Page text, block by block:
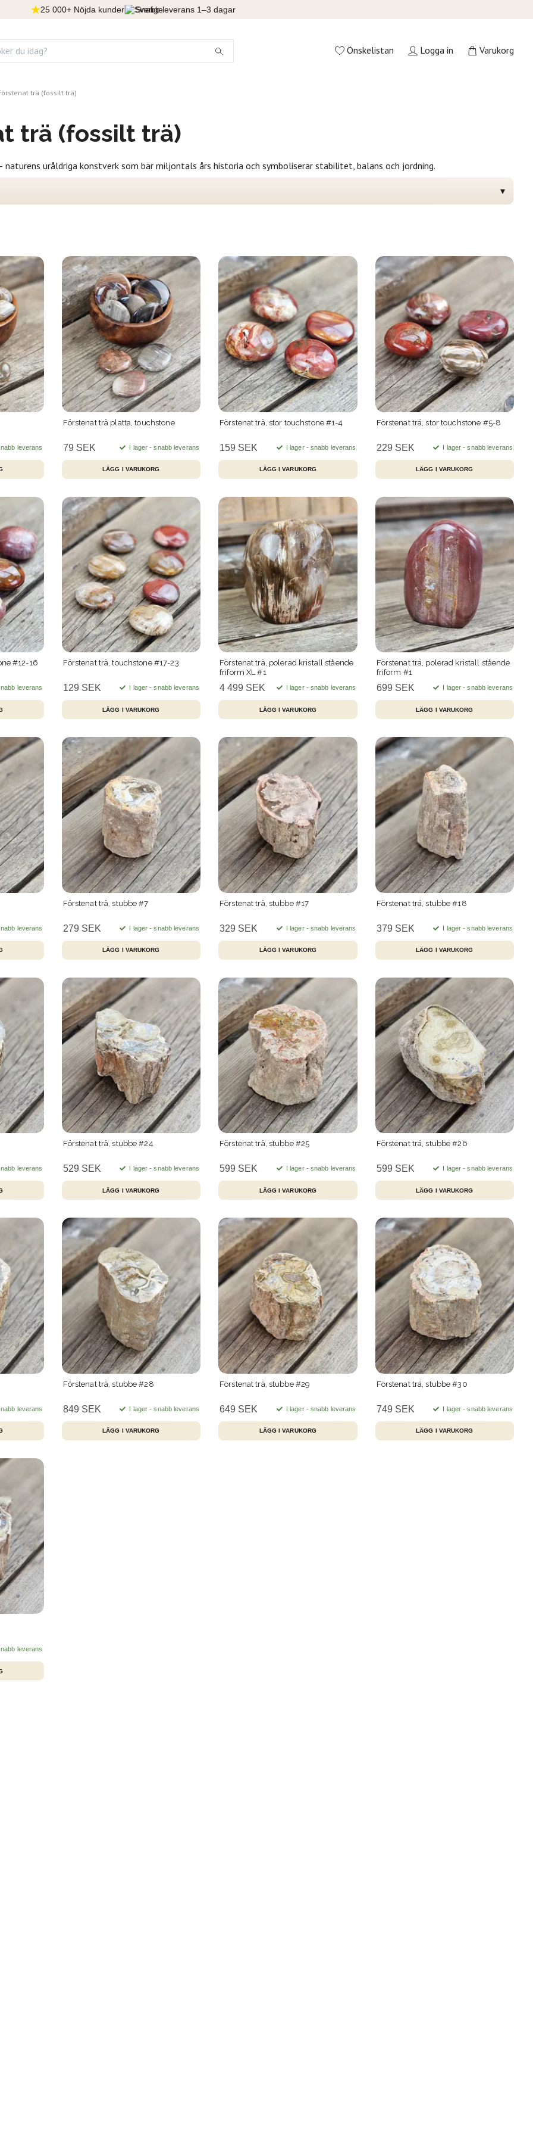
25 000+ Nöjda kunder Snabb leverans 1–3 dagar
Önskelistan Logga in Varukorg
trä (fossilt trä)
trä (fossilt trä)
naturens uråldriga konstverk som bär miljontals års historia och symboliserar stabilitet, balans och jordning.
leverans
Förstenat trä platta, touchstone
79 SEK I lager - snabb leverans
Förstenat trä, stor touchstone #1-4
159 SEK I lager - snabb leverans
LÄGG I VARUKORG
Förstenat trä, stor touchstone #5-8
229 SEK I lager - snabb leverans
LÄGG I VARUKORG
#12-16
leverans
Förstenat trä, touchstone #17-23
129 SEK I lager - snabb leverans
LÄGG I VARUKORG
Förstenat trä, polerad kristall stående
friform XL #1
4 499 SEK I lager - snabb leverans
Förstenat trä, polerad kristall stående
friform #1
699 SEK I lager - snabb leverans
leverans
Förstenat trä, stubbe #7
279 SEK I lager - snabb leverans
Förstenat trä, stubbe #17
329 SEK I lager - snabb leverans
Förstenat trä, stubbe #18
379 SEK I lager - snabb leverans
leverans
Förstenat trä, stubbe #24
529 SEK I lager - snabb leverans
Förstenat trä, stubbe #25
599 SEK I lager - snabb leverans
Förstenat trä, stubbe #26
599 SEK I lager - snabb leverans
leverans
Förstenat trä, stubbe #28
849 SEK I lager - snabb leverans
Förstenat trä, stubbe #29
649 SEK I lager - snabb leverans
Förstenat trä, stubbe #30
749 SEK I lager - snabb leverans
leverans